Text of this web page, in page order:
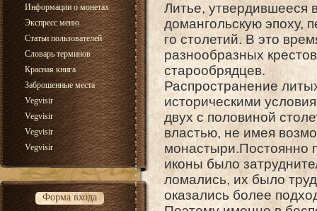
Информации о монетах
Экспресс меню
Статьи пользователей
Словарь терминов
Красная книга
Заброшенные места
Vegvisir
Vegvisir
Vegvisir
Vegvisir
Форма входа
Литье, утвердившееся
домангольскую эпоху,
го столетий. В это
разнообразных
старообрядцев.
Распространение
историческими
двух с половиной
властью, не имея
монастыри.Постоянно
иконы было
ломались, их было
оказались более